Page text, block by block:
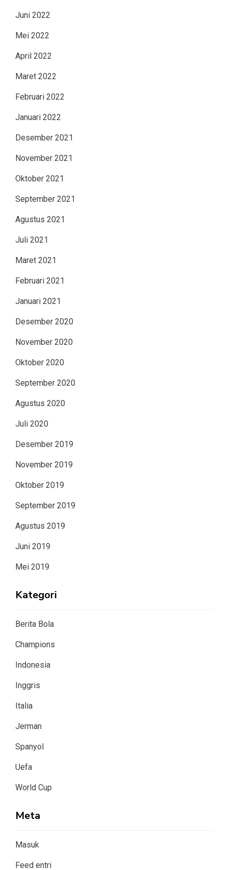
Juni 2022
Mei 2022
April 2022
Maret 2022
Februari 2022
Januari 2022
Desember 2021
November 2021
Oktober 2021
September 2021
Agustus 2021
Juli 2021
Maret 2021
Februari 2021
Januari 2021
Desember 2020
November 2020
Oktober 2020
September 2020
Agustus 2020
Juli 2020
Desember 2019
November 2019
Oktober 2019
September 2019
Agustus 2019
Juni 2019
Mei 2019
Kategori
Berita Bola
Champions
Indonesia
Inggris
Italia
Jerman
Spanyol
Uefa
World Cup
Meta
Masuk
Feed entri